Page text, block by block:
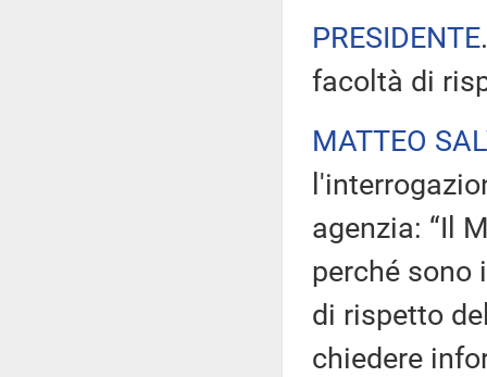
PRESIDENTE
facoltà di
MATTEO
agenzia: “Il
perché sono
di rispetto
chiedere